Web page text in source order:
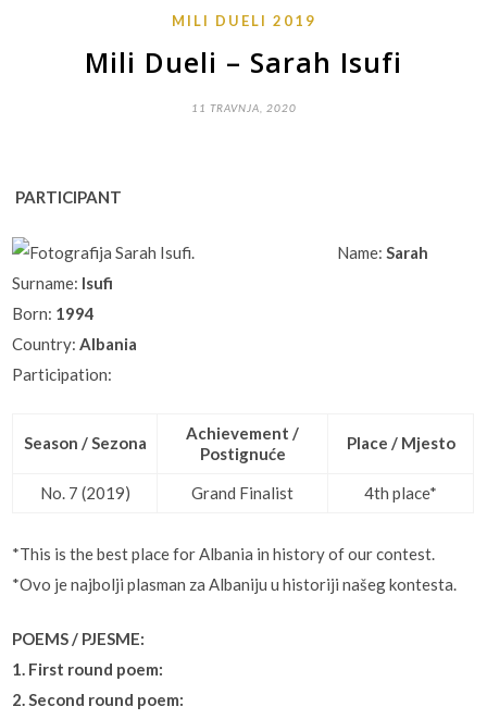
MILI DUELI 2019
Mili Dueli – Sarah Isufi
11 TRAVNJA, 2020
PARTICIPANT
Name: Sarah
Surname: Isufi
Born: 1994
Country:Albania
Participation:
Season / Sezona
Achievement /
Postignuće
Place / Mjesto
No. 7 (2019) Grand Finalist 4th place*
*This is the best place for Albania in history of our contest.
*Ovo je najbolji plasman za Albaniju u historiji našeg kontesta.
POEMS / PJESME:
1. First round poem:
2. Second round poem: